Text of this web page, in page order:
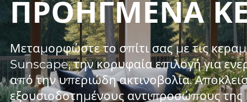
ΠΡΟΗΓΜΈΝΑ
Μεταμορφώστε το σπίτι σας με τις
Sunscape, την κορυφαία επιλογή για
από την υπεριώδη ακτινοβολία.
εξουσιοδοτημένους αντιπροσώπους